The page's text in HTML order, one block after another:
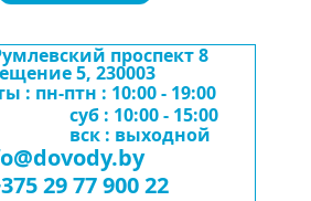
проспект 8
5, 230003
29 77 900 22
: пн-птн : 10:00 - 19:00
вск : выходной
суб : 10:00 - 15:00